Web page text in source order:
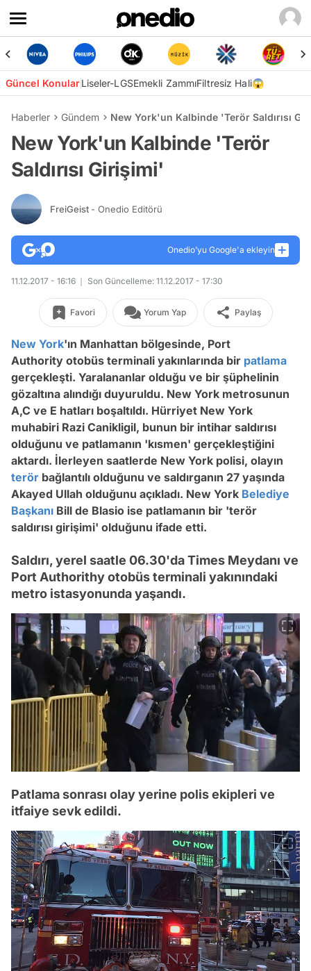
Güncel KonularLiseler-LGSEmekli ZammıFiltresiz Hali😱
Haberler Gündem New York'un Kalbinde 'Terör Saldırısı
New York'un Kalbinde 'Terör
Saldırısı Girişimi'
FreiGeist - Onedio Editörü
Onedio’yu Google'a ekleyin
11.12.2017 - 16:16 Son Güncelleme: 11.12.2017 - 17:30
Favori Yorum Yap Paylaş
New York'ın Manhattan bölgesinde, Port
Authority otobüs terminali yakınlarında bir patlama
gerçekleşti. Yaralananlar olduğu ve bir şüphelinin
gözaltına alındığı duyuruldu. New York metrosunun
A,C ve E hatları boşaltıldı. Hürriyet New York
muhabiri Razi Canikligil, bunun bir intihar saldırısı
olduğunu ve patlamanın 'kısmen' gerçekleştiğini
aktardı. İlerleyen saatlerde New York polisi, olayın
terör bağlantılı olduğunu ve saldırganın 27 yaşında
Akayed Ullah olduğunu açıkladı. New York Belediye
Başkanı Bill de Blasio ise patlamanın bir 'terör
saldırısı girişimi' olduğunu ifade etti.
Saldırı, yerel saatle 06.30'da Times Meydanı ve
Port Authorithy otobüs terminali yakınındaki
metro istasyonunda yaşandı.
Patlama sonrası olay yerine polis ekipleri ve
itfaiye sevk edildi.